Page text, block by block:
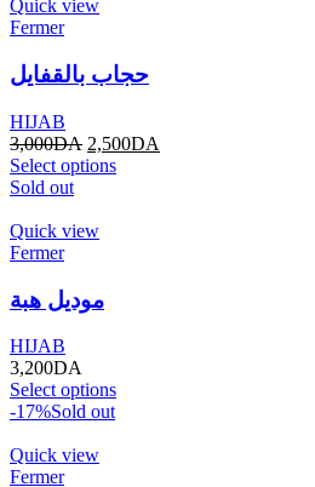
Quick view
Fermer
حجاب بالقفايل
HIJAB
3,000DA 2,500DA
Select options
Sold out
Quick view
Fermer
موديل هبة
HIJAB
3,200DA
Select options
-17%Sold out
Quick view
Fermer